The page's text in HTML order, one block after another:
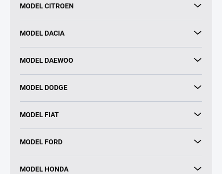
MODEL CITROEN
MODEL DACIA
MODEL DAEWOO
MODEL DODGE
MODEL FIAT
MODEL FORD
MODEL HONDA